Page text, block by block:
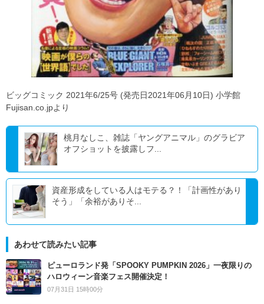
ビッグコミック 2021年6/25号 (発売日2021年06月10日) 小学館
Fujisan.co.jpより
桃月なしこ、雑誌「ヤングアニマル」のグラビア
オフショットを披露しフ...
資産形成をしている人はモテる？！「計画性があり
そう」「余裕がありそ...
あわせて読みたい記事
ピューロランド発「SPOOKY PUMPKIN 2026」一夜限りの
ハロウィーン音楽フェス開催決定！
07月31日 15時00分